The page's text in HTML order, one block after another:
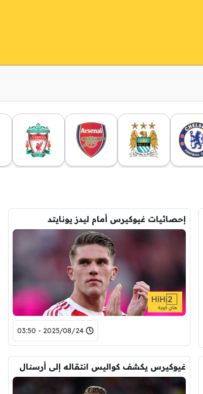
إحصائيات غيوكيرس أمام ليدز يونايتد
2025/08/24 - 03:50
غيوكيرس يكشف كواليس انتقاله إلى أرسنال